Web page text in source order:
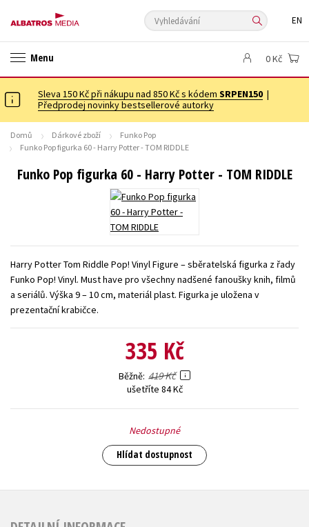
EN
Menu
✉️ DÁRKOVÉ POUKAZY
Auto - moto
Beletrie pro děti
Dárkové publikace
Dárkové zboží
Kariéra a osobní rozvoj
New Adult Ostatní
Populárně - naučná pro dospělé
Předškoláci
Příroda a zahrada
Přírodní vědy
Společnost, politika
Technika a věda
Učebnice
Umění a kultura
Young adult (SK)
Zahraniční literatura Zdraví a životní styl
Všechny tituly
0 Kč
Sleva 150 Kč při nákupu nad 850 Kč s kódem SRPEN150 |
Předprodej novinky bestsellerové autorky
Domů Dárkové zboží
Funko Pop
Funko Pop figurka 60 - Harry Potter - TOM RIDDLE
Funko Pop figurka 60 - Harry Potter - TOM RIDDLE
Harry Potter Tom Riddle Pop! Vinyl Figure – sběratelská figurka z řady
Funko Pop! Vinyl. Must have pro všechny nadšené fanoušky knih, filmů
a seriálů. Výška 9 – 10 cm, materiál plast. Figurka je uložena v
prezentační krabičce.
335 Kč
Běžně 419 Kč
ušetříte 84 Kč
Nedostupné
Hlídat dostupnost